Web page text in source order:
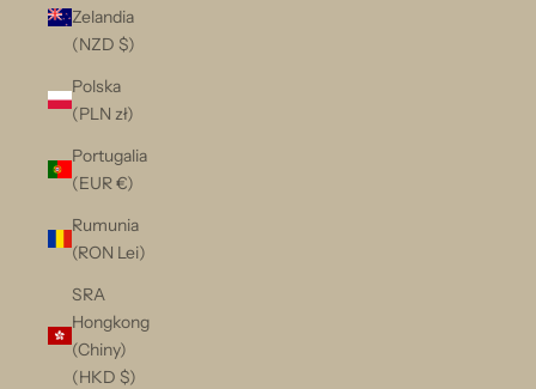
Zelandia
(NZD $)
Polska
(PLN zł)
Portugalia
(EUR €)
Rumunia
(RON Lei)
SRA
Hongkong
(Chiny)
(HKD $)